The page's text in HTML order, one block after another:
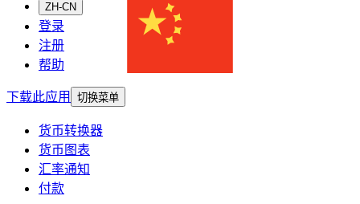
ZH-CN
登录
注册
帮助
下载此应用
切换菜单
货币转换器
货币图表
汇率通知
付款